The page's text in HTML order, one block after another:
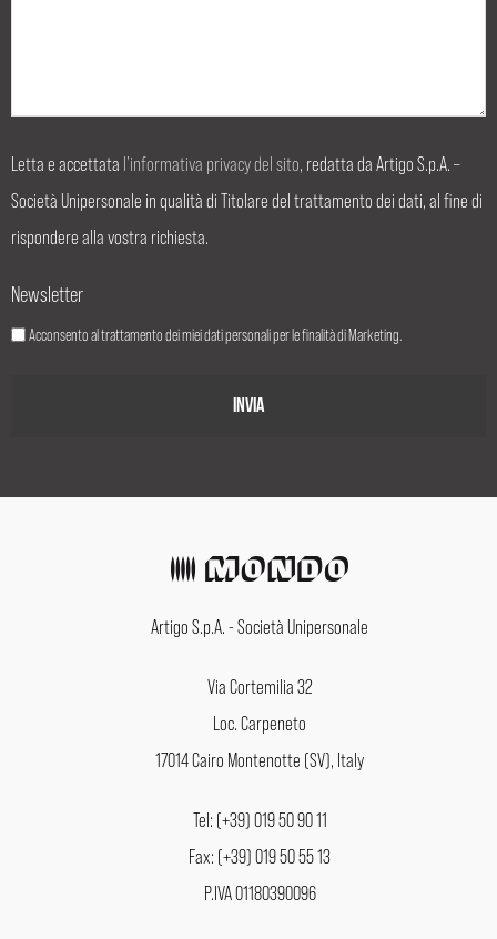
Letta e accettata l’informativa privacy del sito, redatta da Artigo S.p.A. –
Società Unipersonale in qualità di Titolare del trattamento dei dati, al fine di
rispondere alla vostra richiesta.
Newsletter
Acconsento al trattamento dei miei dati personali per le finalità di Marketing.
Artigo S.p.A. - Società Unipersonale
Via Cortemilia 32
Loc. Carpeneto
17014 Cairo Montenotte (SV), Italy
Tel: (+39) 019 50 90 11
Fax: (+39) 019 50 55 13
P.IVA 01180390096